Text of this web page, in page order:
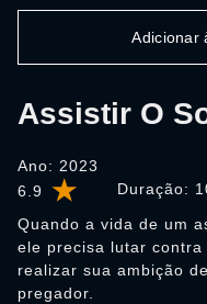
6.9 Duração:
Assistir O
Ano: 2023
Quando a vida de um
ele precisa lutar contra
realizar sua ambição
pregador.
Adicionar